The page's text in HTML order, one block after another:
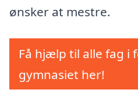
ønsker at mestre.
Få hjælp til alle fag i
gymnasiet her!